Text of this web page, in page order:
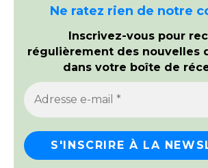
Ne ratez rien de notre
Inscrivez-vous pour
régulièrement des nouvelles
dans votre boîte de